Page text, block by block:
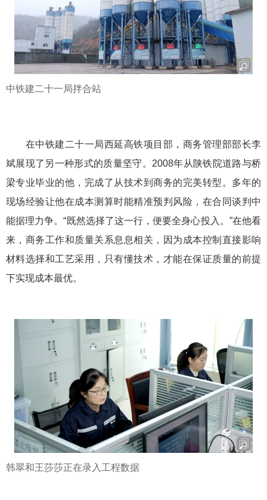
中铁建二十一局拌合站
在中铁建二十一局西延高铁项目部，商务管理部部长李
斌展现了另一种形式的质量坚守。2008年从陕铁院道路与桥
梁专业毕业的他，完成了从技术到商务的完美转型。多年的
现场经验让他在成本测算时能精准预判风险，在合同谈判中
能据理力争。“既然选择了这一行，便要全身心投入。”在他看
来，商务工作和质量关系息息相关，因为成本控制直接影响
材料选择和工艺采用，只有懂技术，才能在保证质量的前提
下实现成本最优。
韩翠和王莎莎正在录入工程数据